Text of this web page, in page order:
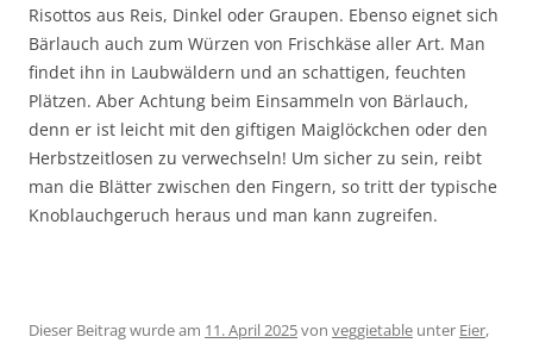
Risottos aus Reis, Dinkel oder Graupen. Ebenso eignet sich
Bärlauch auch zum Würzen von Frischkäse aller Art. Man
findet ihn in Laubwäldern und an schattigen, feuchten
Plätzen. Aber Achtung beim Einsammeln von Bärlauch,
denn er ist leicht mit den giftigen Maiglöckchen oder den
Herbstzeitlosen zu verwechseln! Um sicher zu sein, reibt
man die Blätter zwischen den Fingern, so tritt der typische
Knoblauchgeruch heraus und man kann zugreifen.
Dieser Beitrag wurde am 11. April 2025von veggietable unter Eier,